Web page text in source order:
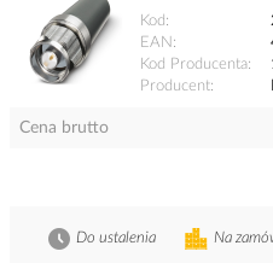
Kod
EAN
Kod Producenta
Producent
Cena brutto
Na
Do ustalenia